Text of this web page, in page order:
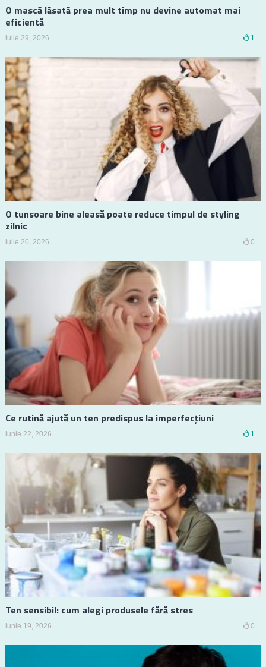
O mască lăsată prea mult timp nu devine automat mai
eficientă
iulie 29, 2026 1
O tunsoare bine aleasă poate reduce timpul de styling
zilnic
iulie 20, 2026 0
Ce rutină ajută un ten predispus la imperfecțiuni
iunie 22, 2026 1
Ten sensibil: cum alegi produsele fără stres
iunie 19, 2026 0